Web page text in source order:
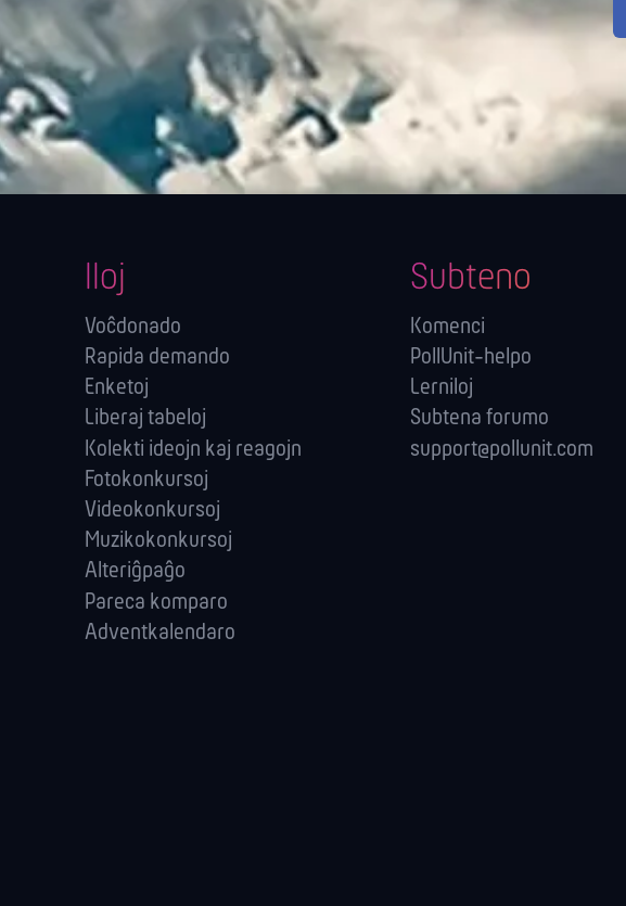
Iloj
Voĉdonado
Rapida demando
Enketoj
Liberaj tabeloj
Kolekti ideojn kaj reagojn
Fotokonkursoj
Videokonkursoj
Muzikokonkursoj
Alteriĝpaĝo
Pareca komparo
Adventkalendaro
Subteno
Komenci
PollUnit-helpo
Lerniloj
Subtena forumo
support@pollunit.com